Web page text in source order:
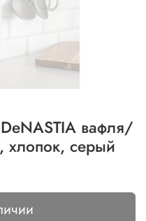
вафля/
хлопок, серый